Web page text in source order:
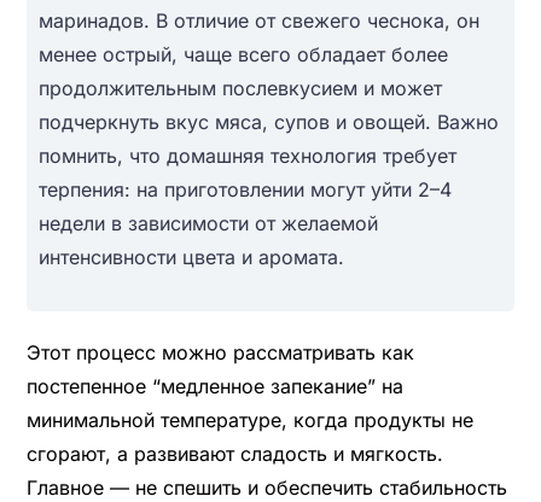
маринадов. В отличие от свежего чеснока, он
менее острый, чаще всего обладает более
продолжительным послевкусием и может
подчеркнуть вкус мяса, супов и овощей. Важно
помнить, что домашняя технология требует
терпения: на приготовлении могут уйти 2–4
недели в зависимости от желаемой
интенсивности цвета и аромата.
Этот процесс можно рассматривать как
постепенное “медленное запекание” на
минимальной температуре, когда продукты не
сгорают, а развивают сладость и мягкость.
Главное — не спешить и обеспечить стабильность